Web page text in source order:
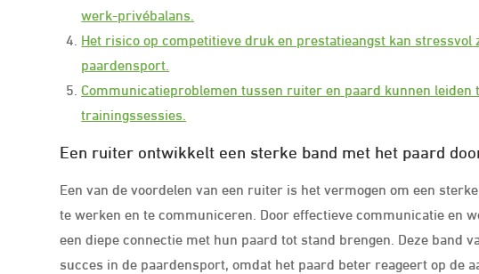
werk-privébalans.
Het risico op competitieve druk en prestatieangst kan
paardensport.
Communicatieproblemen tussen ruiter en paard kunnen
trainingssessies.
Een ruiter ontwikkelt een sterke band met het paard
Een van de voordelen van een ruiter is het vermogen om een
te werken en te communiceren. Door effectieve communicatie en
een diepe connectie met hun paard tot stand brengen. Deze band
succes in de paardensport, omdat het paard beter reageert op de